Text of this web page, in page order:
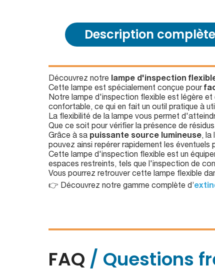
Description complète
Découvrez notre lampe d'inspection
Cette lampe est spécialement conçue pour
Notre lampe d'inspection flexible est légère
confortable, ce qui en fait un outil pratique à
La flexibilité de la lampe vous permet
Que ce soit pour vérifier la présence de
Grâce à sa puissante source lumineuse, la
pouvez ainsi repérer rapidement les
Cette lampe d'inspection flexible est un
espaces restreints, tels que l'inspection de
Vous pourrez retrouver cette lampe flexible
👉 Découvrez notre gamme complète d’
FAQ / Questions